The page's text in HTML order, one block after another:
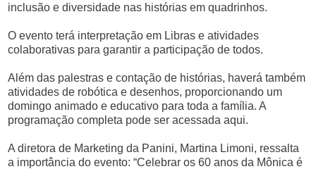
inclusão e diversidade nas histórias em quadrinhos.
O evento terá interpretação em Libras e atividades
colaborativas para garantir a participação de todos.
Além das palestras e contação de histórias, haverá também
atividades de robótica e desenhos, proporcionando um
domingo animado e educativo para toda a família. A
programação completa pode ser acessada aqui.
A diretora de Marketing da Panini, Martina Limoni, ressalta
a importância do evento: “Celebrar os 60 anos da Mônica é